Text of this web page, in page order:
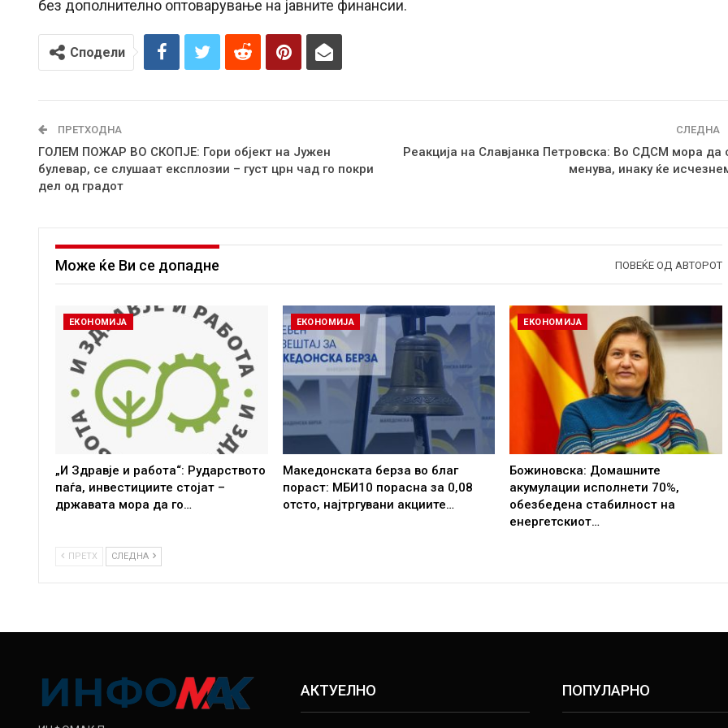
без дополнително оптоварување на јавните финансии.
Сподели
ПРЕТХОДНА
ГОЛЕМ ПОЖАР ВО СКОПЈЕ: Гори објект на Јужен
булевар, се слушаат експлозии – густ црн чад го покри
дел од градот
СЛЕДНА
Реакција на Славјанка Петровска: Во СДСМ мора да
менува, инаку ќе
Може ќе Ви се допадне ПОВЕЌЕ ОД АВТОРОТ
ЕКОНОМИЈА
„И Здравје и работа“: Рударството
паѓа, инвестициите стојат –
државата мора да го…
ЕКОНОМИЈА
Македонската берза во благ
пораст: МБИ10 порасна за 0,08
отсто, најтргувани акциите…
ЕКОНОМИЈА
Божиновска: Домашните
акумулации исполнети 70%,
обезбедена стабилност на
енергетскиот…
ПРЕТХ СЛЕДНА
АКТУЕЛНО ПОПУЛАРНО